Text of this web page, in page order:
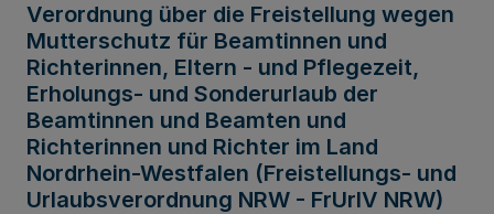
Verordnung über die Freistellung wegen
Mutterschutz für Beamtinnen und
Richterinnen, Eltern - und Pflegezeit,
Erholungs- und Sonderurlaub der
Beamtinnen und Beamten und
Richterinnen und Richter im Land
Nordrhein-Westfalen (Freistellungs- und
Urlaubsverordnung NRW - FrUrlV NRW)